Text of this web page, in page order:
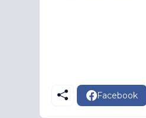
Facebook